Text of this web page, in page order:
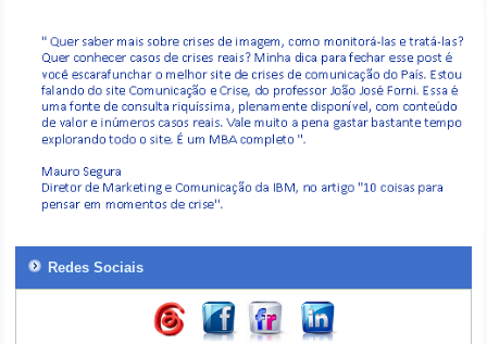
Redes Sociais